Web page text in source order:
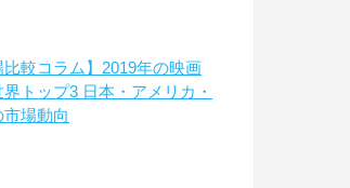
比較コラム】2019年の映画
トップ3 日本・アメリカ・
場動向